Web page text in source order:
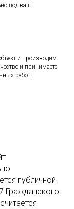
под ваш
и производим
и принимаете
работ.
публичной
Гражданского